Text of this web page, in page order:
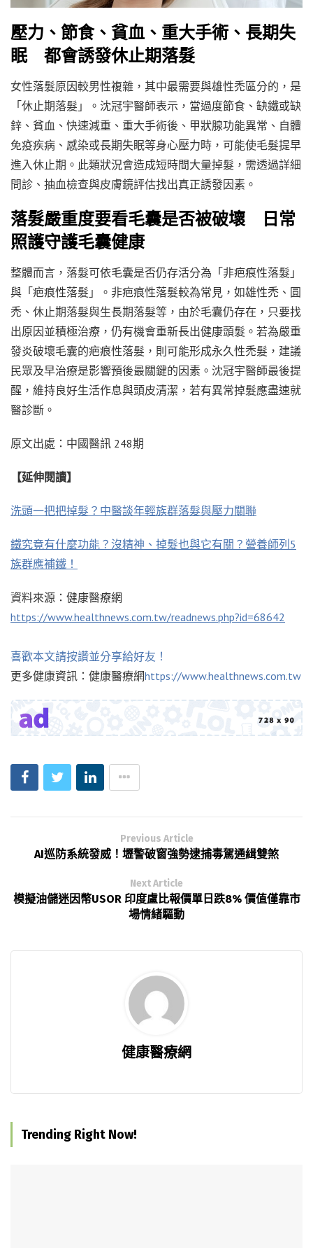
壓力、節食、貧血、重大手術、長期失
眠 都會誘發休止期落髮
女性落髮原因較男性複雜，其中最需要與雄性禿區分的，是
「休止期落髮」。沈冠宇醫師表示，當過度節食、缺鐵或缺
鋅、貧血、快速減重、重大手術後、甲狀腺功能異常、自體
免疫疾病、感染或長期失眠等身心壓力時，可能使毛髮提早
進入休止期。此類狀況會造成短時間大量掉髮，需透過詳細
問診、抽血檢查與皮膚鏡評估找出真正誘發因素。
落髮嚴重度要看毛囊是否被破壞 日常
照護守護毛囊健康
整體而言，落髮可依毛囊是否仍存活分為「非疤痕性落髮」
與「疤痕性落髮」。非疤痕性落髮較為常見，如雄性禿、圓
禿、休止期落髮與生長期落髮等，由於毛囊仍存在，只要找
出原因並積極治療，仍有機會重新長出健康頭髮。若為嚴重
發炎破壞毛囊的疤痕性落髮，則可能形成永久性禿髮，建議
民眾及早治療是影響預後最關鍵的因素。沈冠宇醫師最後提
醒，維持良好生活作息與頭皮清潔，若有異常掉髮應盡速就
醫診斷。
原文出處：中國醫訊 248期
【延伸閱讀】
洗頭一把把掉髮？中醫談年輕族群落髮與壓力關聯
鐵究竟有什麼功能？沒精神、掉髮也與它有關？營養師列5
族群應補鐵！
資料來源：健康醫療網
https://www.healthnews.com.tw/readnews.php?id=68642
喜歡本文請按讚並分享給好友！
更多健康資訊：健康醫療網https://www.healthnews.com.tw
Previous Article
AI巡防系統發威！壢警破窗強勢逮捕毒駕通緝雙煞
Next Article
模擬油儲迷因幣USOR 印度盧比報價單日跌8% 價值僅靠市
場情緒驅動
健康醫療網
Trending Right Now!